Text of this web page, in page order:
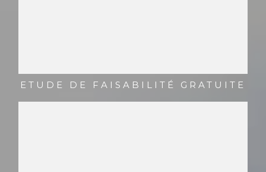
ETUDE DE FAISABILITÉ GRATUITE